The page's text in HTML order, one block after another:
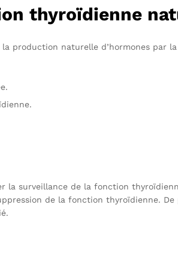
thyroïdienne
production naturelle d’hormones par
la surveillance de la fonction
de la fonction thyroïdienne.